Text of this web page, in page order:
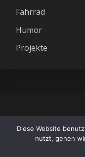
Fahrrad
Humor
Projekte
All
Proudly powered
Diese Website
nutzt, gehen